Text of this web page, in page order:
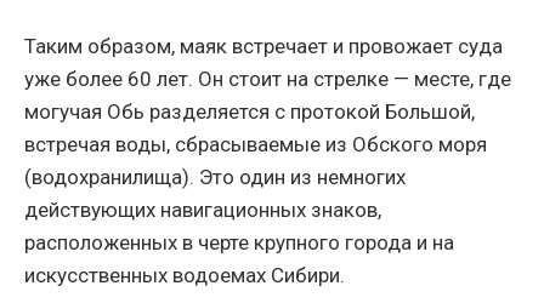
Таким образом, маяк встречает и провожает суда
уже более 60 лет. Он стоит на стрелке — месте, где
могучая Обь разделяется с протокой Большой,
встречая воды, сбрасываемые из Обского моря
(водохранилища). Это один из немногих
действующих навигационных знаков,
расположенных в черте крупного города и на
искусственных водоемах Сибири.